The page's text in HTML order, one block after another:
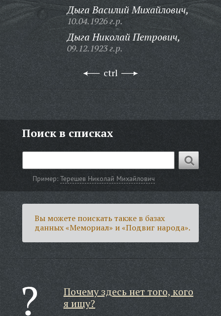
Дыга Василий Михайлович,
10.04.1926 г.р.
Дыга Николай Петрович,
09.12.1923 г.р.
ctrl
Поиск в списках
Пример:Терешев Николай Михайлович
Вы можете поискать также в базах
данных «Мемориал» и «Подвиг народа».
Почему здесь нет того, кого
я ищу?